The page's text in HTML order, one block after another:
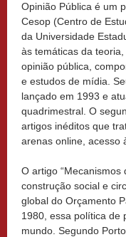
Opinião Pública é um
Cesop (Centro de
da Universidade
às temáticas da
opinião pública,
e estudos de mídia.
lançado em 1993 e
quadrimestral. O
artigos inéditos que
arenas online, acesso
O artigo
construção social e
global do Orçamento
1980, essa política de
mundo. Segundo